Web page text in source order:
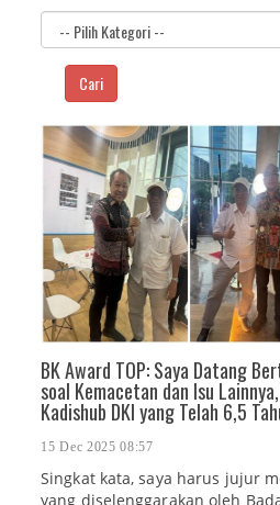
Cari
BK Award TOP: Saya Datang
soal Kemacetan dan Isu
Kadishub DKI yang Telah 6,5
15 Dec 2025 08:57
Singkat kata, saya harus jujur
yang diselenggarakan oleh